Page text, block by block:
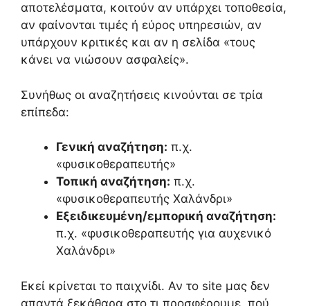
αποτελέσματα, κοιτούν αν υπάρχει τοποθεσία,
αν φαίνονται τιμές ή εύρος υπηρεσιών, αν
υπάρχουν κριτικές και αν η σελίδα «τους
κάνει να νιώσουν ασφαλείς».
Συνήθως οι αναζητήσεις κινούνται σε τρία
επίπεδα:
Γενική αναζήτηση: π.χ.
«φυσικοθεραπευτής»
Τοπική αναζήτηση: π.χ.
«φυσικοθεραπευτής Χαλάνδρι»
Εξειδικευμένη/εμπορική αναζήτηση:
π.χ. «φυσικοθεραπευτής για αυχενικό
Χαλάνδρι»
Εκεί κρίνεται το παιχνίδι. Αν το site μας δεν
απαντά ξεκάθαρα στο τι προσφέρουμε, πού